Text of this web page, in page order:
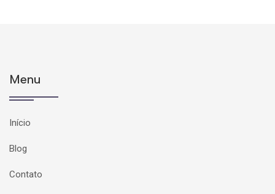
Menu
Início
Blog
Contato